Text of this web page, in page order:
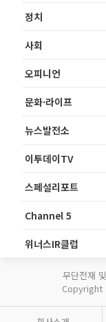
정치
사회
오피니언
문화·라이프
뉴스발전소
이투데이TV
스페셜리포트
Channel 5
위너스IR클럽
무단전재
Copyright